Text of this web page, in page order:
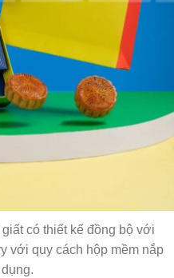
có thiết kế đồng bộ với
với quy cách hộp mềm nắp